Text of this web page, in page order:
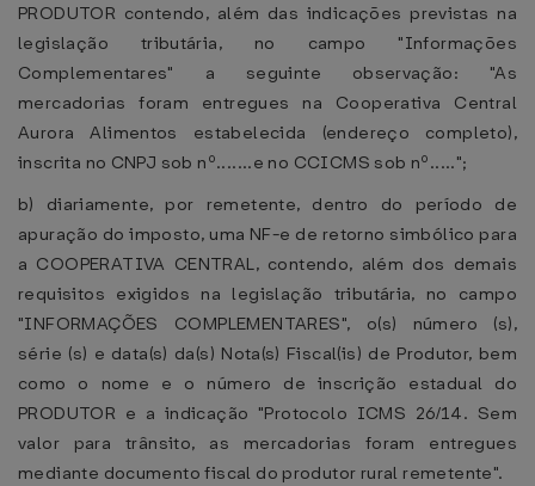
PRODUTOR contendo, além das indicações previstas na
legislação tributária, no campo "Informações
Complementares" a seguinte observação: "As
mercadorias foram entregues na Cooperativa Central
Aurora Alimentos estabelecida (endereço completo),
inscrita no CNPJ sob nº.......e no CCICMS sob nº.....";
b) diariamente, por remetente, dentro do período de
apuração do imposto, uma NF-e de retorno simbólico para
a COOPERATIVA CENTRAL, contendo, além dos demais
requisitos exigidos na legislação tributária, no campo
"INFORMAÇÕES COMPLEMENTARES", o(s) número (s),
série (s) e data(s) da(s) Nota(s) Fiscal(is) de Produtor, bem
como o nome e o número de inscrição estadual do
PRODUTOR e a indicação "Protocolo ICMS 26/14. Sem
valor para trânsito, as mercadorias foram entregues
mediante documento fiscal do produtor rural remetente".